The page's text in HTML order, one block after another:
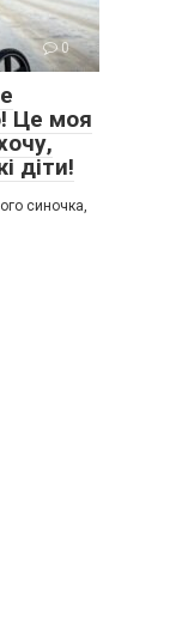
0
Це моя
діти!
синочка,